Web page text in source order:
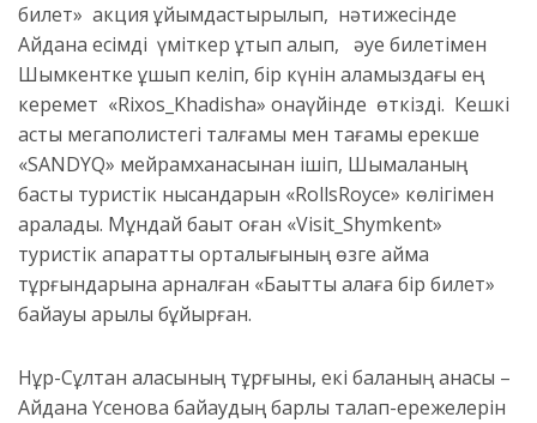
билет» акция ұйымдастырылып, нәтижесінде
Айдана есімді үміткер ұтып алып, әуе билетімен
Шымкентке ұшып келіп, бір күнін қаламыздағы ең
керемет «Rixos_Khadisha» қонақүйінде өткізді. Кешкі
асты мегаполистегі талғамы мен тағамы ерекше
«SANDYQ» мейрамханасынан ішіп, Шымқаланың
басты туристік нысандарын «RollsRoyce» көлігімен
аралады. Мұндай бақыт оған «Visit_Shymkent»
туристік ақпараттық орталығының өзге аймақ
тұрғындарына арналған «Бақытты қалаға бір билет»
байқауы арқылы бұйырған.
Нұр-Сұлтан қаласының тұрғыны, екі баланың анасы –
Айдана Үсенова байқаудың барлық талап-ережелерін